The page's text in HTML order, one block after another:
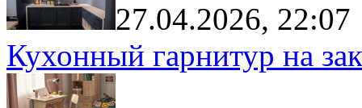
27.04.2026, 22:07
Кухонный гарнитур на